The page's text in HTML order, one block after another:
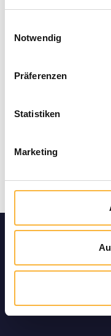
Notwendig
Präferenzen
Statistiken
Marketing